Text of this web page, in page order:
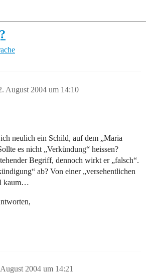
August 2004 um 14:10
neulich ein Schild, auf dem „Maria
es nicht „Verkündung“ heissen?
Begriff, dennoch wirkt er „falsch“.
ab? Von einer „versehentlichen
kaum…
2004 um 14:21